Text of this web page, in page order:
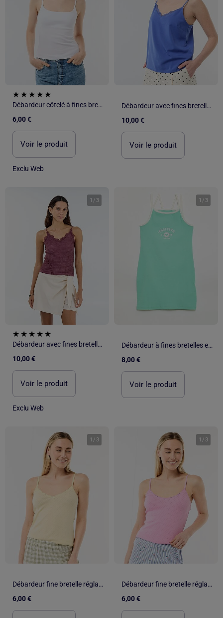
Débardeur côtelé à fines bretelles
6,00 €
Voir le produit
Exclu Web
Débardeur avec fines bretelles réglables et col en dentelle
10,00 €
Voir le produit
1 / 3
Débardeur avec fines bretelles et dentelle
10,00 €
Voir le produit
Exclu Web
1 / 3
Débardeur à fines bretelles et animation poitrine
8,00 €
Voir le produit
1 / 3
Débardeur fine bretelle réglable en coton uni
6,00 €
1 / 3
Débardeur fine bretelle réglable en coton uni
6,00 €